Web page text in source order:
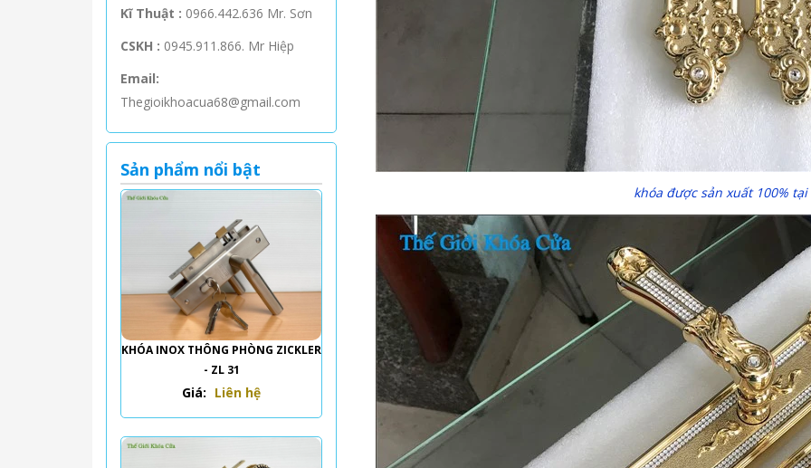
Kĩ Thuật : 0966.442.636 Mr. Sơn
CSKH : 0945.911.866. Mr Hiệp
Email:
Thegioikhoacua68@gmail.com
Sản phẩm nổi bật
KHÓA INOX THÔNG PHÒNG ZICKLER
- ZL 31
Giá: Liên hệ
khóa được sản xuất 100%